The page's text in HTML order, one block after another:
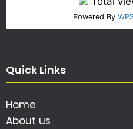
Powered By
Quick Links
Home
About us